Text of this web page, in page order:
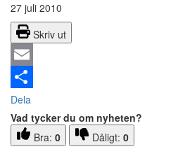
27 juli 2010
Skriv ut
Email
Dela
Vad tycker du om nyheten?
Bra: 0 Dåligt: 0